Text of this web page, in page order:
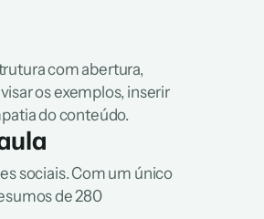
com abertura,
os exemplos, inserir
do conteúdo.
sociais. Com um único
de 280